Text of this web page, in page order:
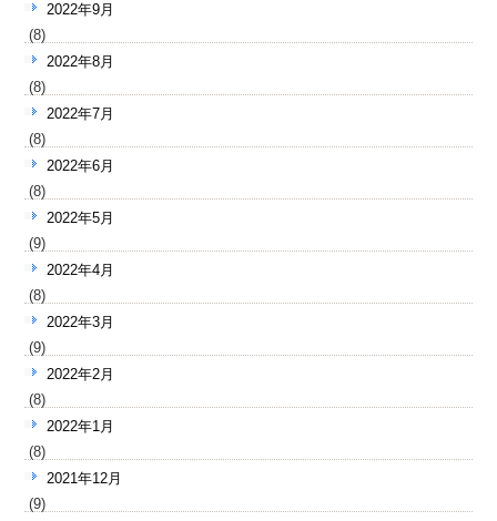
2022年9月
(8)
2022年8月
(8)
2022年7月
(8)
2022年6月
(8)
2022年5月
(9)
2022年4月
(8)
2022年3月
(9)
2022年2月
(8)
2022年1月
(8)
2021年12月
(9)